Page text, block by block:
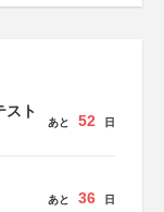
スト
あと 52 日
あと 36 日